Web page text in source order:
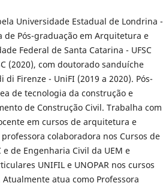
Universidade Estadual de Londrina -
de Pós-graduação em Arquitetura e
Federal de Santa Catarina - UFSC
(2020), com doutorado sanduíche
Firenze - UniFI (2019 a 2020). Pós-
de tecnologia da construção e
de Construção Civil. Trabalha com
em cursos de arquitetura e
colaboradora nos Cursos de
de Engenharia Civil da UEM e
UNIFIL e UNOPAR nos cursos
atua como Professora